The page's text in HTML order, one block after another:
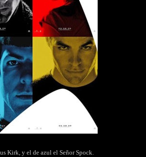
Kirk, y el de azul el Señor Spock.